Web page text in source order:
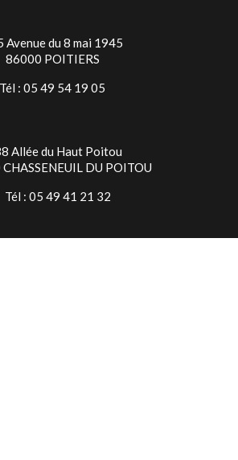
Avenue du 8 mai 1945
86000 POITIERS
Tél : 05 49 54 19 05
Allée du Haut Poitou
DU POITOU
Tél : 05 49 41 21 32